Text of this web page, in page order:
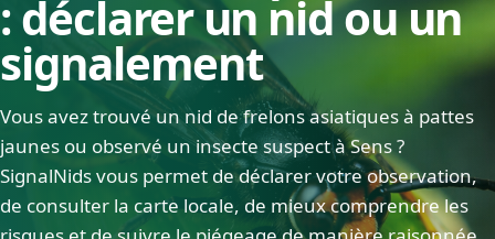
: déclarer un nid ou un
signalement
Vous avez trouvé un nid de frelons asiatiques à pattes
jaunes ou observé un insecte suspect à Sens ?
SignalNids vous permet de déclarer votre observation,
de consulter la carte locale, de mieux comprendre les